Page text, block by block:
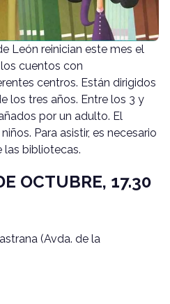
León reinician este mes el
cuentos con
centros. Están dirigidos
los tres años. Entre los 3 y
por un adulto. El
Para asistir, es necesario
las bibliotecas.
OCTUBRE, 17.30
(Avda. de la